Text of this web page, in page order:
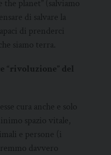
the planet” (salviamo
di salvare la
di prenderci
siamo terra.
“rivoluzione” del
cura anche e solo
spazio vitale,
e persone (i
davvero